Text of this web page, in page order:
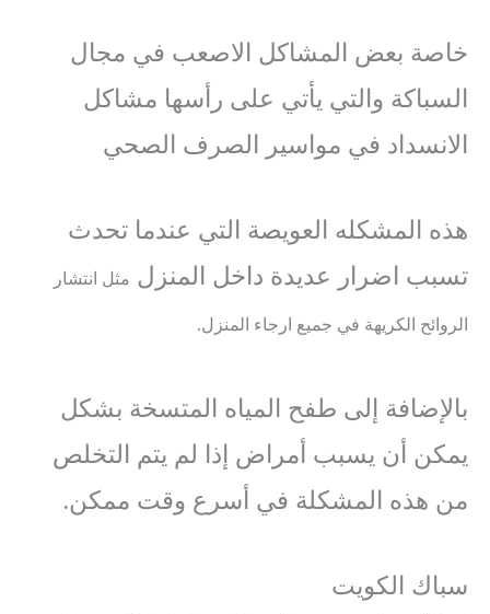
خاصة بعض المشاكل الاصعب في مجال
السباكة والتي يأتي على رأسها مشاكل
الانسداد في مواسير الصرف الصحي
هذه المشكله العويصة التي عندما تحدث
تسبب اضرار عديدة داخل المنزل مثل انتشار
الروائح الكريهة في جميع ارجاء المنزل.
بالإضافة إلى طفح المياه المتسخة بشكل
يمكن أن يسبب أمراض إذا لم يتم التخلص
من هذه المشكلة في أسرع وقت ممكن.
سباك الكويت